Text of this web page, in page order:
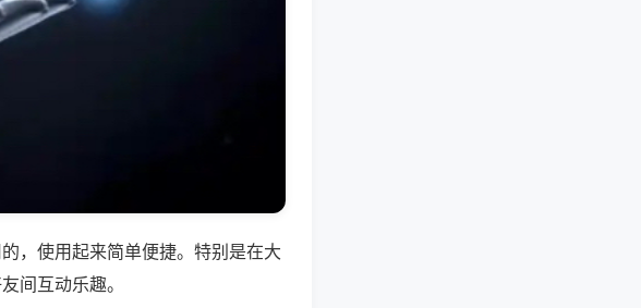
，使用起来简单便捷。特别是在大
间互动乐趣。